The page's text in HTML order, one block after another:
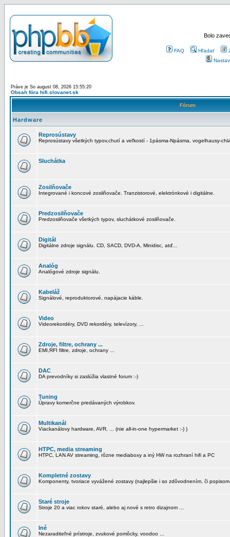
Bolo
FAQ Hľadať
Práve je So august 08, 2026 15:55:20
Obsah fóra hifi.slovanet.sk
Fórum
Hardware
Reprosústavy
Reprosústavy všetkých typov,chutí a veľkostí - 1pásma-Npásma, vogelhausy-
Sluchátka
Zosilňovače
Integrované i koncové zosilňovače. Tranzistorové, elektrónkové i digitálne.
Predzosilňovače
Predzosilňovače všetkých typov, sluchátkové zosilňovače.
Digitál
Digitálne zdroje signálu. CD, SACD, DVD-A, Minidisc, atď...
Analóg
Analógové zdroje signálu.
Kabeláž
Signálové, reproduktorové, napájacie káble.
Video
Videorekordéry, DVD rekordéry, televízory, ...
Zdroje, filtre, ochrany ...
EMI,RFI filtre, zdroje, ochrany ...
DAC
DA prevodníky si zaslúžia vlastné forum :-)
Tuning
Úpravy komerčne predávaných výrobkov.
Multikanál
Viackanálovy hardware, AVR, ... (nie all-in-one hypermarket :-) )
HTPC, media streaming
HTPC, LAN AV streaming, rôzne mediaboxy a iný HW na rozhraní hifi a PC
Kompletné zostavy
Komponenty, tvoriace vyvážené zostavy (najlepšie i so zdôvodnením, či
Staré stroje
Stroje 20 a viac rokov staré, alebo aj nové s retro dizajnom ...
Iné
Nezaraditeľné prístroje, zvukové pomôcky, voodoo ...